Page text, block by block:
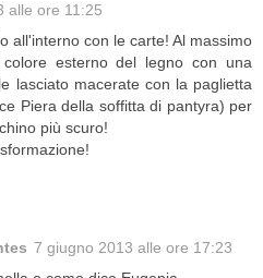
alle ore 11:25
all'interno con le carte! Al massimo
esterno del legno con una
lasciato macerate con la paglietta
Piera della soffitta di pantyra) per
più scuro!
7 giugno 2013 alle ore 17:23